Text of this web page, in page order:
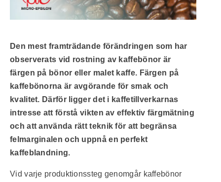
Den mest framträdande förändringen som har
observerats vid rostning av kaffebönor är
färgen på bönor eller malet kaffe. Färgen på
kaffebönorna är avgörande för smak och
kvalitet. Därför ligger det i kaffetillverkarnas
intresse att förstå vikten av effektiv färgmätning
och att använda rätt teknik för att begränsa
felmarginalen och uppnå en perfekt
kaffeblandning.
Vid varje produktionssteg genomgår kaffebönor